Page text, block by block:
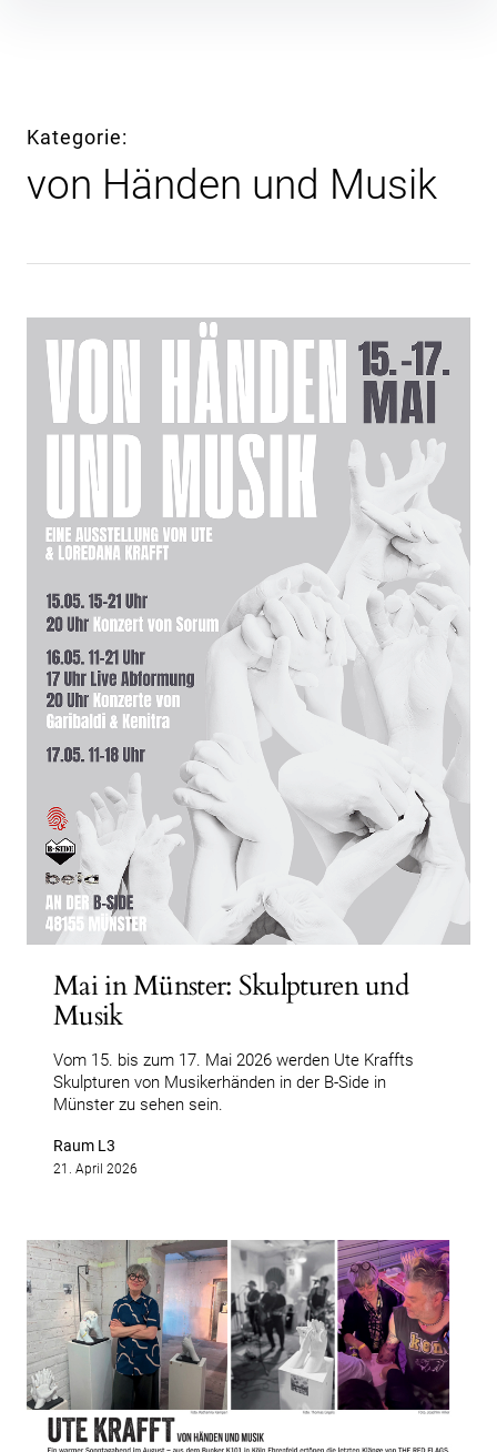
Kategorie
von Händen und Musik
Mai in Münster: Skulpturen und
Musik
Vom 15. bis zum 17. Mai 2026 werden Ute Kraffts
Skulpturen von Musikerhänden in der B-Side in
Münster zu sehen sein.
Raum L3
21. April 2026